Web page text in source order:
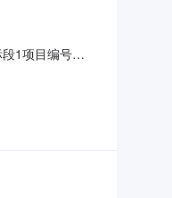
1项目编号
计及施工图设